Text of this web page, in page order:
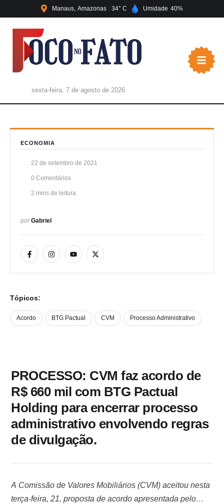
Manaus Amazonas 34 Umidade 40
sexta-feira, 7 de agosto de 2026
ECONOMIA
22 de setembro de 2021
0 Comentários
2 mins de leitura
por Gabriel
Tópicos:
Acordo BTG Pactual CVM Processo Administrativo
PROCESSO: CVM faz acordo de
R$ 660 mil com BTG Pactual
Holding para encerrar processo
administrativo envolvendo regras
de divulgação.
A Comissão de Valores Mobiliários (CVM) aceitou nesta
terça-feira, 21, proposta de acordo apresentada pelo